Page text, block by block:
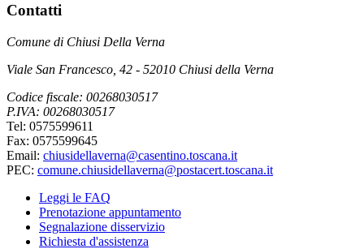
Contatti
Comune di Chiusi Della Verna
Viale San Francesco, 42 - 52010 Chiusi della Verna
Codice fiscale: 00268030517
P.IVA: 00268030517
Tel: 0575599611
Fax: 0575599645
Email: chiusidellaverna@casentino.toscana.it
PEC: comune.chiusidellaverna@postacert.toscana.it
Leggi le FAQ
Prenotazione appuntamento
Segnalazione disservizio
Richiesta d'assistenza